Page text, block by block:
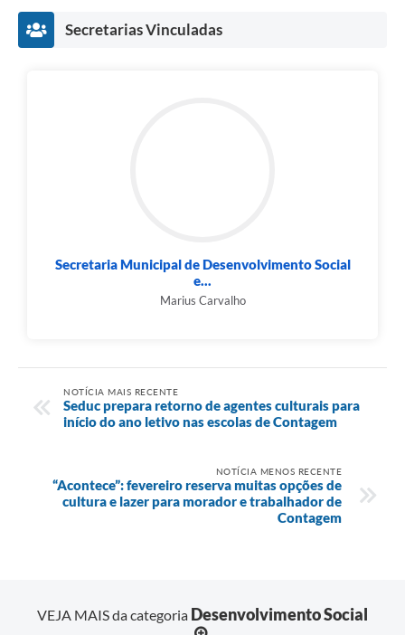
Secretarias Vinculadas
Secretaria Municipal de Desenvolvimento Social
e...
Marius Carvalho
NOTÍCIA MAIS RECENTE
Seduc prepara retorno de agentes culturais para
início do ano letivo nas escolas de Contagem
NOTÍCIA MENOS RECENTE
“Acontece”: fevereiro reserva muitas opções de
cultura e lazer para morador e trabalhador de
Contagem
VEJA MAIS da categoria Desenvolvimento Social